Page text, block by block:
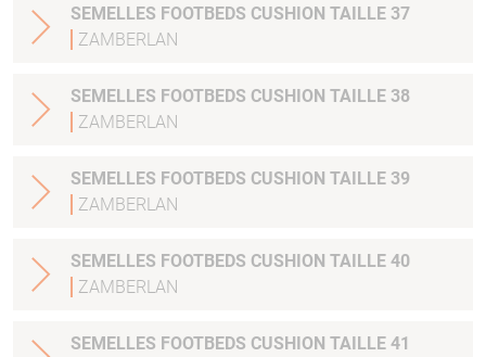
SEMELLES FOOTBEDS CUSHION TAILLE 37
ZAMBERLAN
SEMELLES FOOTBEDS CUSHION TAILLE 38
ZAMBERLAN
SEMELLES FOOTBEDS CUSHION TAILLE 39
ZAMBERLAN
SEMELLES FOOTBEDS CUSHION TAILLE 40
ZAMBERLAN
SEMELLES FOOTBEDS CUSHION TAILLE 41